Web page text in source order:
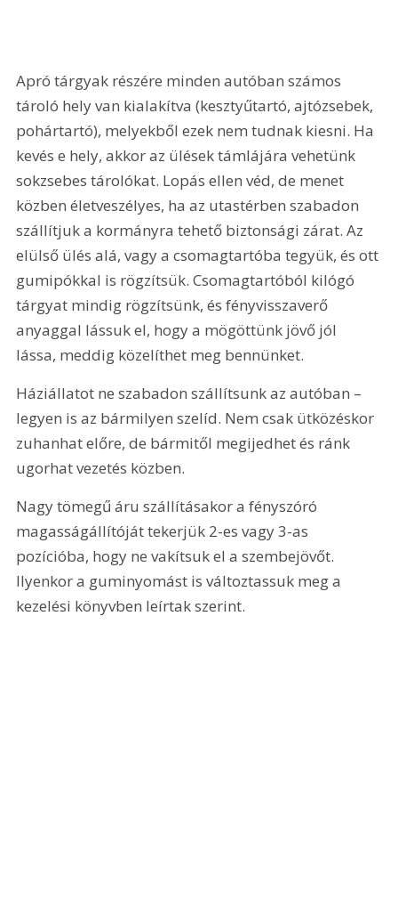
Apró tárgyak részére minden autóban számos
tároló hely van kialakítva (kesztyűtartó, ajtózsebek,
pohártartó), melyekből ezek nem tudnak kiesni. Ha
kevés e hely, akkor az ülések támlájára vehetünk
sokzsebes tárolókat. Lopás ellen véd, de menet
közben életveszélyes, ha az utastérben szabadon
szállítjuk a kormányra tehető biztonsági zárat. Az
elülső ülés alá, vagy a csomagtartóba tegyük, és ott
gumipókkal is rögzítsük. Csomagtartóból kilógó
tárgyat mindig rögzítsünk, és fényvisszaverő
anyaggal lássuk el, hogy a mögöttünk jövő jól
lássa, meddig közelíthet meg bennünket.
Háziállatot ne szabadon szállítsunk az autóban –
legyen is az bármilyen szelíd. Nem csak ütközéskor
zuhanhat előre, de bármitől megijedhet és ránk
ugorhat vezetés közben.
Nagy tömegű áru szállításakor a fényszóró
magasságállítóját tekerjük 2-es vagy 3-as
pozícióba, hogy ne vakítsuk el a szembejövőt.
Ilyenkor a guminyomást is változtassuk meg a
kezelési könyvben leírtak szerint.